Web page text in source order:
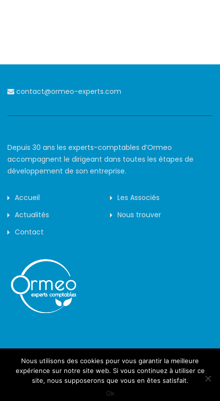
contact@ormeo-experts.com
Depuis 30 ans les experts-comptables d’Ormeo
accompagnent le dirigeant dans toutes les étapes de
développement de son entreprise.
Accueil
Les Associés
Actualités
Nous trouver
Contact
©2019 - Arôme -
Confidentialité des données
Nous utilisons des cookies pour vous garantir la meilleure
expérience sur notre site web. Si vous continuez à utiliser ce
site, nous supposerons que vous en êtes satisfait.
Ok